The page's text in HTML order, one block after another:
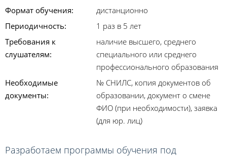
Формат обучения:
дистанционно
Периодичность:
1 раз в 5 лет
Требования к
слушателям:
наличие высшего, среднего
специального или среднего
профессионального образования
Необходимые
документы:
№ СНИЛС, копия документов об
образовании, документ о смене
ФИО (при необходимости), заявка
(для юр. лиц)
Разработаем программы обучения под